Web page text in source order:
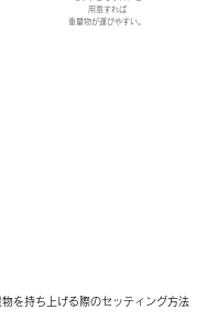
用意すれば
重量物が運びやすい。
を持ち上げる際のセッティング方法